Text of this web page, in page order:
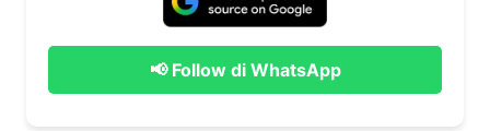
📢 Follow di WhatsApp